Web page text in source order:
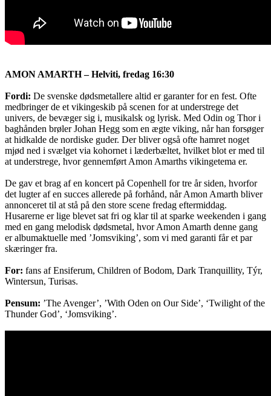
AMON AMARTH – Helviti, fredag 16:30
Fordi: De svenske dødsmetallere altid er garanter for en fest. Ofte
medbringer de et vikingeskib på scenen for at understrege det
univers, de bevæger sig i, musikalsk og lyrisk. Med Odin og Thor i
baghånden brøler Johan Hegg som en ægte viking, når han forsøger
at hidkalde de nordiske guder. Der bliver også ofte hamret noget
mjød ned i svælget via kohornet i læderbæltet, hvilket blot er med til
at understrege, hvor gennemført Amon Amarths vikingetema er.
De gav et brag af en koncert på Copenhell for tre år siden, hvorfor
det lugter af en succes allerede på forhånd, når Amon Amarth bliver
annonceret til at stå på den store scene fredag eftermiddag.
Husarerne er lige blevet sat fri og klar til at sparke weekenden i gang
med en gang melodisk dødsmetal, hvor Amon Amarth denne gang
er albumaktuelle med ’Jomsviking’, som vi med garanti får et par
skæringer fra.
For: fans af Ensiferum, Children of Bodom, Dark Tranquillity, Týr,
Wintersun, Turisas.
Pensum: ’The Avenger’, ’With Oden on Our Side’, ‘Twilight of the
Thunder God’, ‘Jomsviking’.